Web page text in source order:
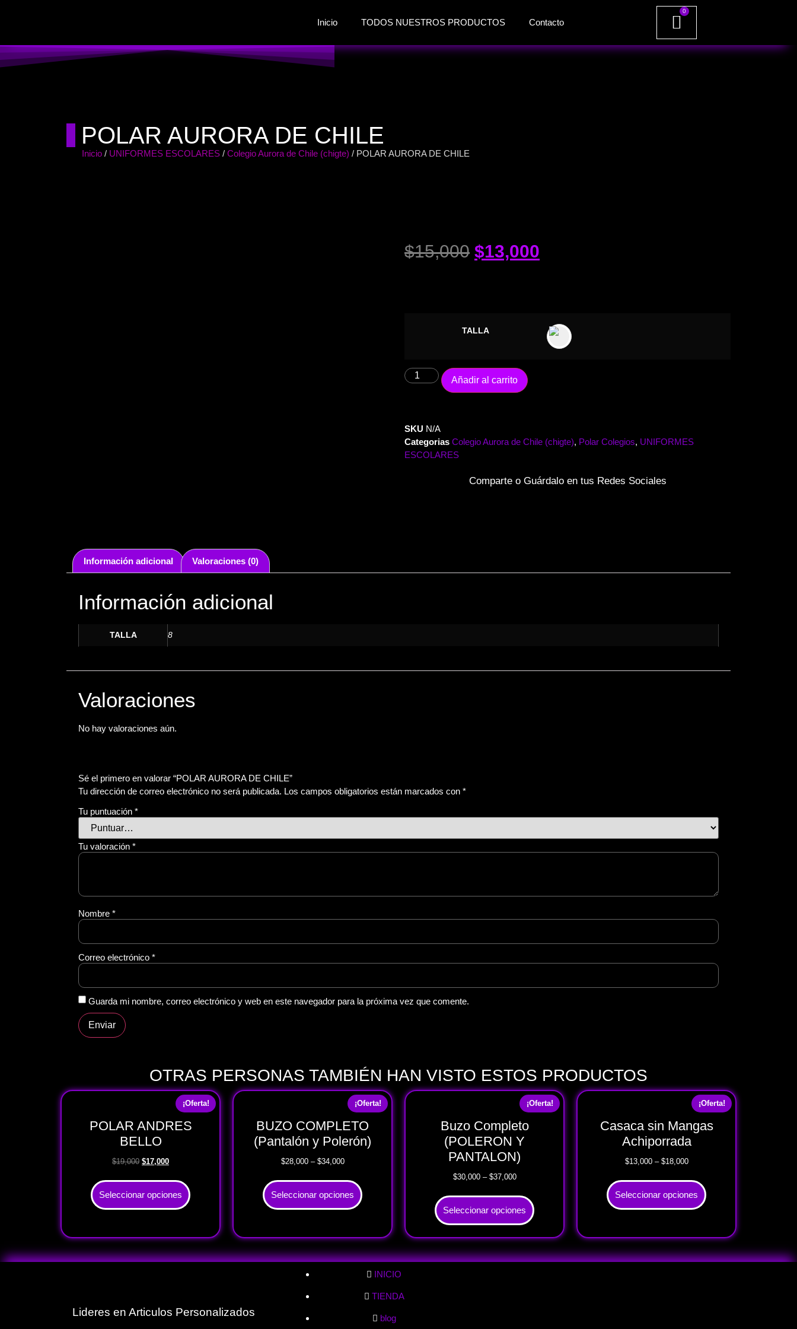
Inicio TODOS NUESTROS PRODUCTOS Contacto
0
POLAR AURORA DE CHILE
Inicio / UNIFORMES ESCOLARES / Colegio Aurora de Chile (chigte) / POLAR AURORA DE CHILE
$15,000 $13,000
TALLA
Añadir al carrito
SKU N/A
Categorias Colegio Aurora de Chile (chigte), Polar Colegios, UNIFORMES
ESCOLARES
Comparte o Guárdalo en tus Redes Sociales
Información adicional Valoraciones (0)
Información adicional
TALLA 8
Valoraciones
No hay valoraciones aún.
Sé el primero en valorar “POLAR AURORA DE CHILE”
Tu dirección de correo electrónico no será publicada. Los campos obligatorios están marcados con *
Tu puntuación *
Tu valoración *
Nombre *
Correo electrónico *
Guarda mi nombre, correo electrónico y web en este navegador para la próxima vez que comente.
OTRAS PERSONAS TAMBIÉN HAN VISTO ESTOS PRODUCTOS
¡Oferta!
POLAR ANDRES
BELLO
$19,000 $17,000
Seleccionar opciones
¡Oferta!
BUZO COMPLETO
(Pantalón y Polerón)
$28,000– $34,000
Seleccionar opciones
¡Oferta!
Buzo Completo
(POLERON Y
PANTALON)
$30,000– $37,000
Seleccionar opciones
¡Oferta!
Casaca sin Mangas
Achiporrada
$13,000– $18,000
Seleccionar opciones
Lideres en Articulos Personalizados
INICIO
TIENDA
blog